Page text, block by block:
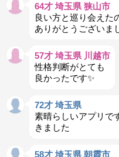
64才 埼玉県 狭山市
良い方と巡り会えた
ありがとうございま
57才 埼玉県 川越市
性格判断がとても
良かったです✨️
72才 埼玉県
素晴らしいアプリで
きました
58才 埼玉県 朝霞市